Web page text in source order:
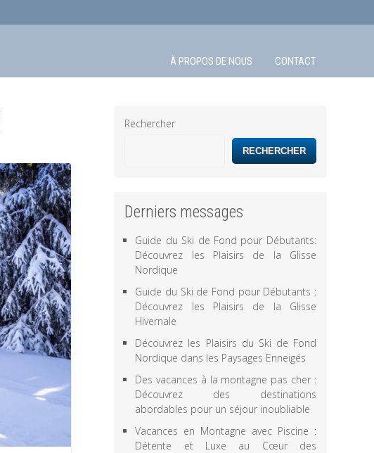
À PROPOS DE NOUS CONTACT
Rechercher
RECHERCHER
Derniers messages
Guide du Ski de Fond pour Débutants:
Découvrez les Plaisirs de la Glisse
Nordique
Guide du Ski de Fond pour Débutants :
Découvrez les Plaisirs de la Glisse
Hivernale
Découvrez les Plaisirs du Ski de Fond
Nordique dans les Paysages Enneigés
Des vacances à la montagne pas cher :
Découvrez des destinations
abordables pour un séjour inoubliable
Vacances en Montagne avec Piscine :
Détente et Luxe au Cœur des